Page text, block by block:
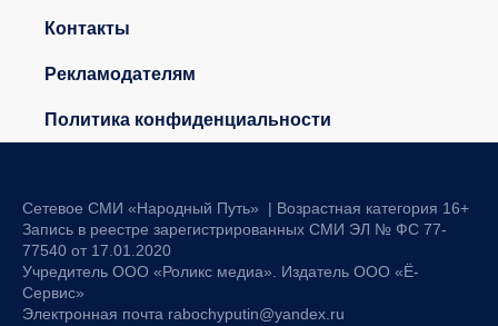
Контакты
Рекламодателям
Политика конфиденциальности
Сетевое СМИ «Народный Путь» | Возрастная категория 16+
Запись в реестре зарегистрированных СМИ ЭЛ № ФС 77-
77540 от 17.01.2020
Учредитель ООО «Роликс медиа». Издатель ООО «Ё-
Сервис»
Электронная почта rabochyputin@yandex.ru